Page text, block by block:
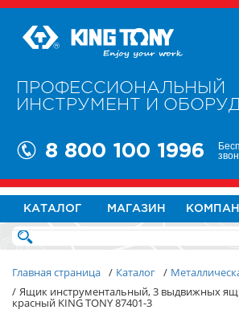
ПРОФЕССИОНАЛЬНЫЙ
ИНСТРУМЕНТ И
8 800 100 1996
КАТАЛОГ МАГАЗИН
Главная страница / Каталог /
/ Ящик инструментальный, 3 выдвижных
красный KING TONY 87401-3